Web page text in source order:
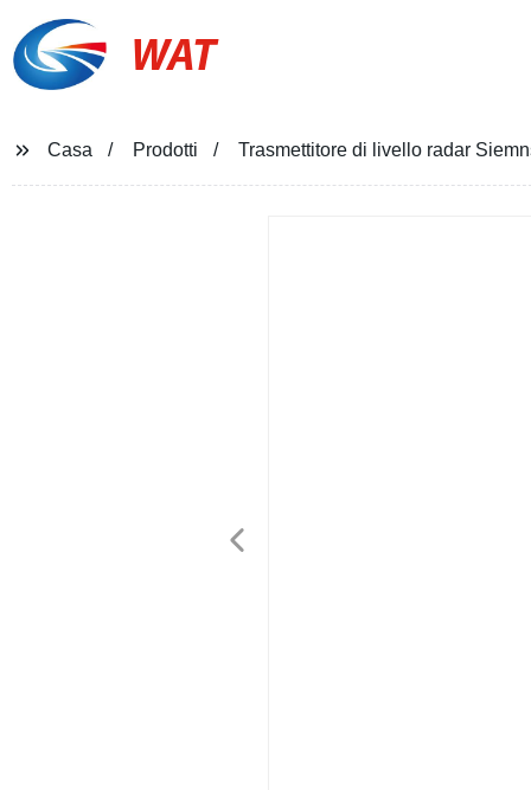
WAT
Casa Prodotti Trasmettitore di livello radar